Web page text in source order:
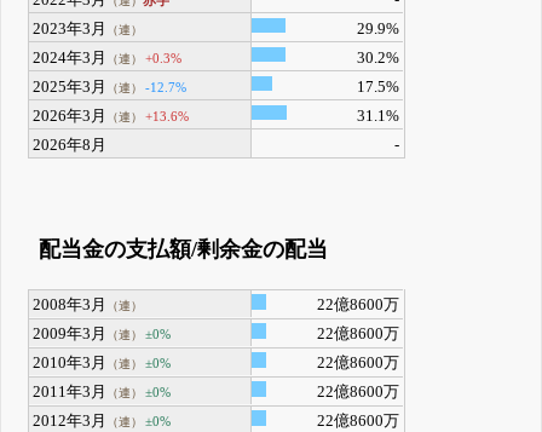
2023年3月
（連）
29.9%
2024年3月
（連） +0.3%
30.2%
2025年3月
（連） -12.7%
17.5%
2026年3月
（連） +13.6%
31.1%
2026年8月
-
配当金の支払額/剰余金の配当
2008年3月 （連）
22億8600万
2009年3月
（連） ±0%
22億8600万
2010年3月
（連） ±0%
22億8600万
2011年3月
（連） ±0%
22億8600万
2012年3月
（連） ±0%
22億8600万